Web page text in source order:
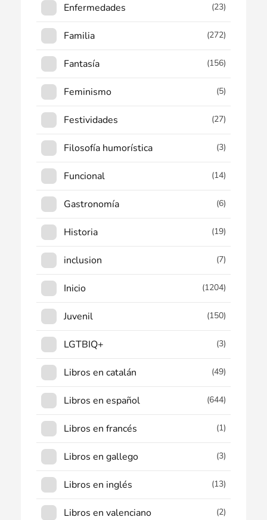
Enfermedades (23)
Familia (272)
Fantasía (156)
Feminismo (5)
Festividades (27)
Filosofía humorística (3)
Funcional (14)
Gastronomía (6)
Historia (19)
inclusion (7)
Inicio (1204)
Juvenil (150)
LGTBIQ+ (3)
Libros en catalán (49)
Libros en español (644)
Libros en francés (1)
Libros en gallego (3)
Libros en inglés (13)
Libros en valenciano (2)